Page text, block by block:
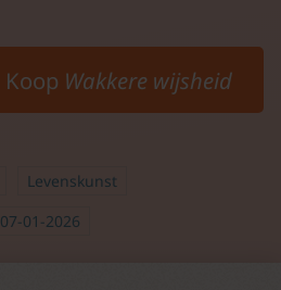
Koop Wakkere wijsheid
Levenskunst
07-01-2026